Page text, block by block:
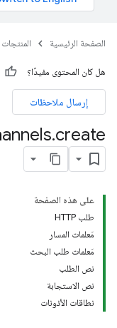
الصفحة الرئيسية المنتجات
هل كان المحتوى مفيدًا؟
إرسال ملاحظات
.create
على هذه الصفحة
طلب HTTP
مَعلمات المسار
مَعلمات طلب البحث
نص الطلب
نص الاستجابة
نطاقات الأذونات